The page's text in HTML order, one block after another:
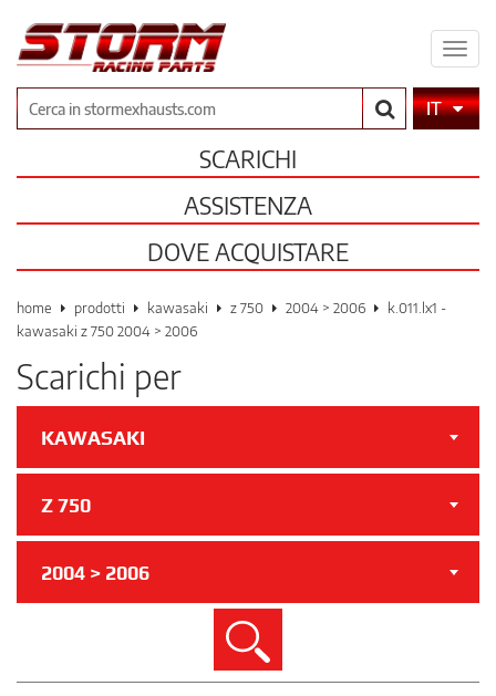
il
CercaIT
SCARICHI
ASSISTENZA
DOVE ACQUISTARE
home prodotti kawasaki z 750 2004 > 2006
k.011.lx1 -
kawasaki z 750 2004 > 2006
Scarichi per
KAWASAKI
Z 750
2004 > 2006
Cerca